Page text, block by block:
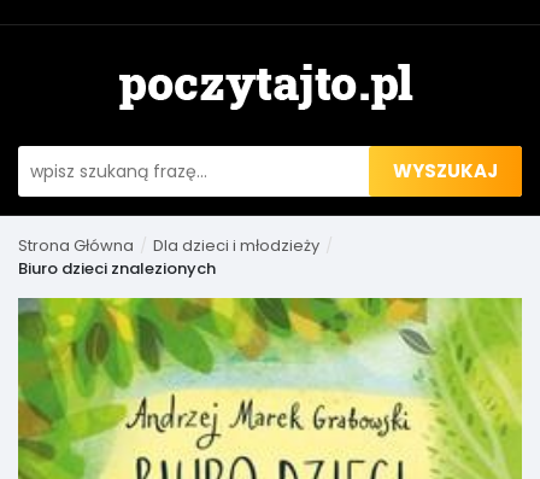
WYSZUKAJ
Strona Główna
Dla dzieci i młodzieży
Biuro dzieci znalezionych